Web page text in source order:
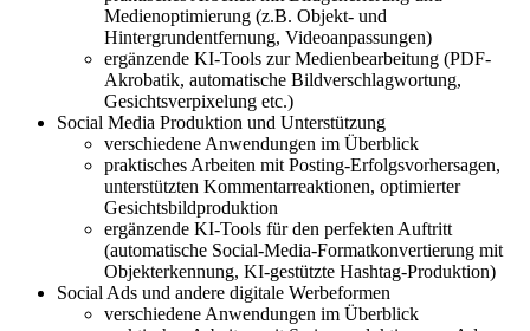
Medienoptimierung (z.B. Objekt- und
Hintergrundentfernung, Videoanpassungen)
ergänzende KI-Tools zur Medienbearbeitung (PDF-
Akrobatik, automatische Bildverschlagwortung,
Gesichtsverpixelung etc.)
Social Media Produktion und Unterstützung
verschiedene Anwendungen im Überblick
praktisches Arbeiten mit Posting-Erfolgsvorhersagen,
unterstützten Kommentarreaktionen, optimierter
Gesichtsbildproduktion
ergänzende KI-Tools für den perfekten Auftritt
(automatische Social-Media-Formatkonvertierung mit
Objekterkennung, KI-gestützte Hashtag-Produktion)
Social Ads und andere digitale Werbeformen
verschiedene Anwendungen im Überblick